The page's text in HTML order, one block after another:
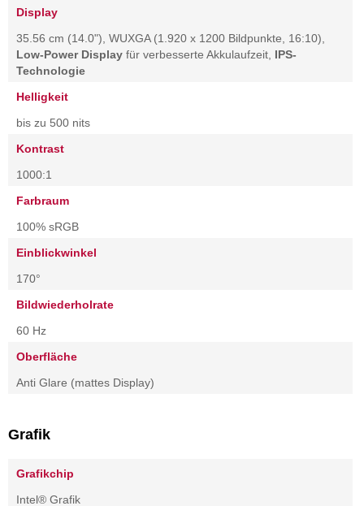
Display
35.56 cm (14.0"), WUXGA (1.920 x 1200 Bildpunkte, 16:10),
Low-Power Display für verbesserte Akkulaufzeit, IPS-
Technologie
Helligkeit
bis zu 500 nits
Kontrast
1000:1
Farbraum
100% sRGB
Einblickwinkel
170°
Bildwiederholrate
60 Hz
Oberfläche
Anti Glare (mattes Display)
Grafik
Grafikchip
Intel® Grafik